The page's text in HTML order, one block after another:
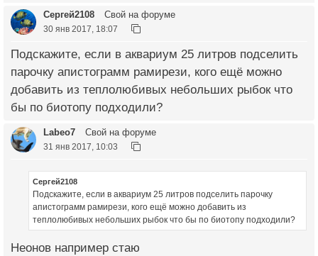
Сергей2108 Свой на форуме
30 янв 2017, 18:07
Подскажите, если в аквариум 25 литров подселить
парочку апистограмм рамирези, кого ещё можно
добавить из теплолюбивых небольших рыбок что
бы по биотопу подходили?
Labeo7 Свой на форуме
31 янв 2017, 10:03
Сергей2108
Подскажите, если в аквариум 25 литров подселить парочку
апистограмм рамирези, кого ещё можно добавить из
теплолюбивых небольших рыбок что бы по биотопу подходили?
Неонов например стаю